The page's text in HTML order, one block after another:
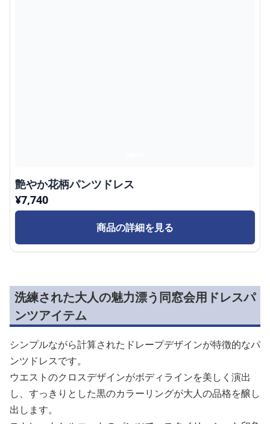
艶やか花柄パンツドレス
¥7,740
商品の詳細を見る
洗練された大人の魅力漂う同窓会用ドレスパ
ンツアイテム
シンプルながら計算されたドレープデザインが特徴的なパ
ンツドレスです。
ウエストのクロスデザインがボディラインを美しく演出
し、すっきりとした黒のカラーリングが大人の品格を醸し
出します。